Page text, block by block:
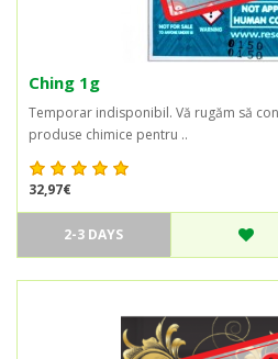
Ching 1g
Temporar indisponibil. Vă rugăm să
produse chimice pentru ..
32,97€
2-3 DAYS